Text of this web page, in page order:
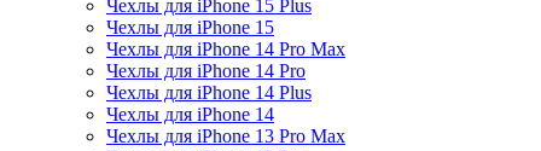
Чехлы для iPhone 15 Plus
Чехлы для iPhone 15
Чехлы для iPhone 14 Pro Max
Чехлы для iPhone 14 Pro
Чехлы для iPhone 14 Plus
Чехлы для iPhone 14
Чехлы для iPhone 13 Pro Max